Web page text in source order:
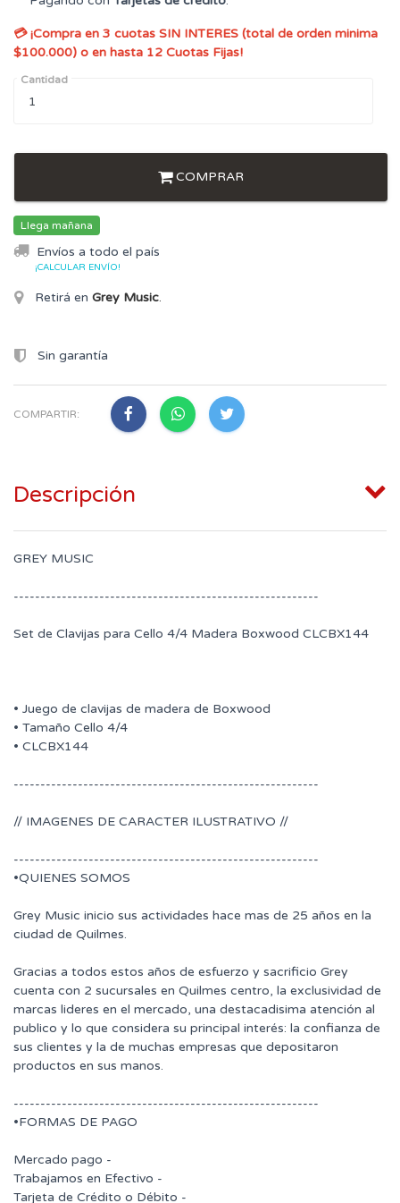
💳 ¡Compra en 3 cuotas SIN INTERES (total de orden minima
$100.000) o en hasta 12 Cuotas Fijas!
Cantidad
COMPRAR
Llega mañana
Envíos a todo el país
¡CALCULAR ENVÍO!
Retirá en Grey Music.
Sin garantía
COMPARTIR:
Descripción
GREY MUSIC
---------------------------------------------------------
Set de Clavijas para Cello 4/4 Madera Boxwood CLCBX144
• Juego de clavijas de madera de Boxwood
• Tamaño Cello 4/4
• CLCBX144
---------------------------------------------------------
// IMAGENES DE CARACTER ILUSTRATIVO //
---------------------------------------------------------
•QUIENES SOMOS
Grey Music inicio sus actividades hace mas de 25 años en la
ciudad de Quilmes.
Gracias a todos estos años de esfuerzo y sacrificio Grey
cuenta con 2 sucursales en Quilmes centro, la exclusividad de
marcas lideres en el mercado, una destacadisima atención al
publico y lo que considera su principal interés: la confianza de
sus clientes y la de muchas empresas que depositaron
productos en sus manos.
---------------------------------------------------------
•FORMAS DE PAGO
Mercado pago -
Trabajamos en Efectivo -
Tarjeta de Crédito o Débito -